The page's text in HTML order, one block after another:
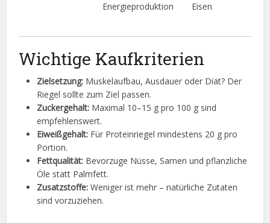
Energieproduktion
Eisen
Wichtige Kaufkriterien
Zielsetzung: Muskelaufbau, Ausdauer oder Diät? Der
Riegel sollte zum Ziel passen.
Zuckergehalt: Maximal 10–15 g pro 100 g sind
empfehlenswert.
Eiweißgehalt: Für Proteinriegel mindestens 20 g pro
Portion.
Fettqualität: Bevorzuge Nüsse, Samen und pflanzliche
Öle statt Palmfett.
Zusatzstoffe: Weniger ist mehr – natürliche Zutaten
sind vorzuziehen.